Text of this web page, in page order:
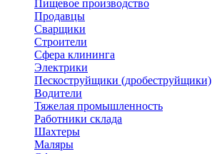
Пищевое производство
Продавцы
Сварщики
Строители
Сфера клининга
Электрики
Пескоструйщики (дробеструйщики)
Водители
Тяжелая промышленность
Работники склада
Шахтеры
Маляры